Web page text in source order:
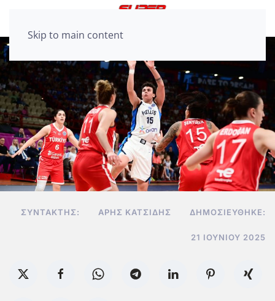
Skip to main content
ΣΥΝΤΆΚΤΗΣ: ΆΡΗΣ ΚΑΤΣΊΔΗΣ ΔΗΜΟΣΙΕΎΘΗΚΕ:
21 ΙΟΥΝΊΟΥ 2025